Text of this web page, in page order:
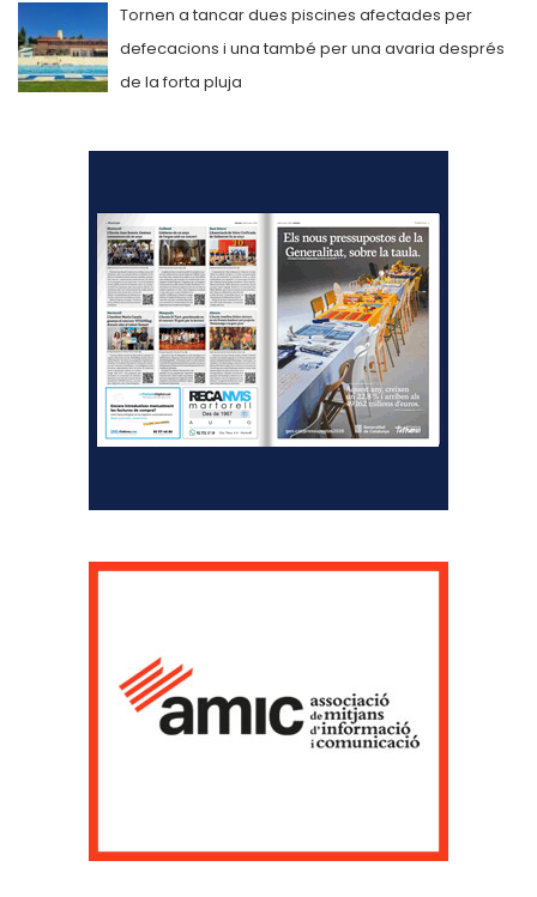
Tornen a tancar dues piscines afectades per
defecacions i una també per una avaria després
de la forta pluja